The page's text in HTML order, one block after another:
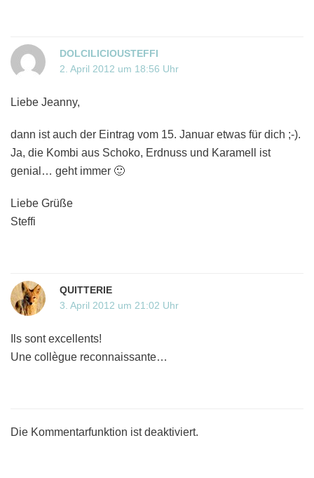
DOLCILICIOUSTEFFI
2. April 2012 um 18:56 Uhr
Liebe Jeanny,
dann ist auch der Eintrag vom 15. Januar etwas für dich ;-).
Ja, die Kombi aus Schoko, Erdnuss und Karamell ist
genial… geht immer 🙂
Liebe Grüße
Steffi
QUITTERIE
3. April 2012 um 21:02 Uhr
Ils sont excellents!
Une collègue reconnaissante…
Die Kommentarfunktion ist deaktiviert.